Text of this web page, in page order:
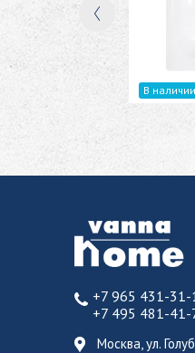
В наличии
+7 965 431-31-
+7 495 481-41-
Москва, ул.